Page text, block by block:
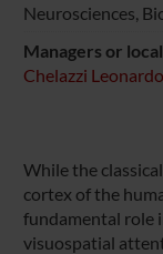
Neurosciences,
Managers or
Chelazzi Leonardo
While the
cortex of the
fundamental role
visuospatial